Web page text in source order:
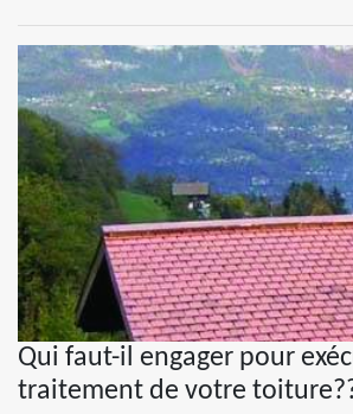
Qui faut-il engager pour
traitement de votre